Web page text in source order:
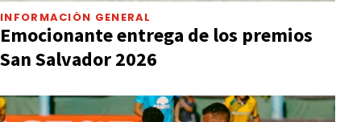
INFORMACIÓN GENERAL
Emocionante entrega de los premios
San Salvador 2026